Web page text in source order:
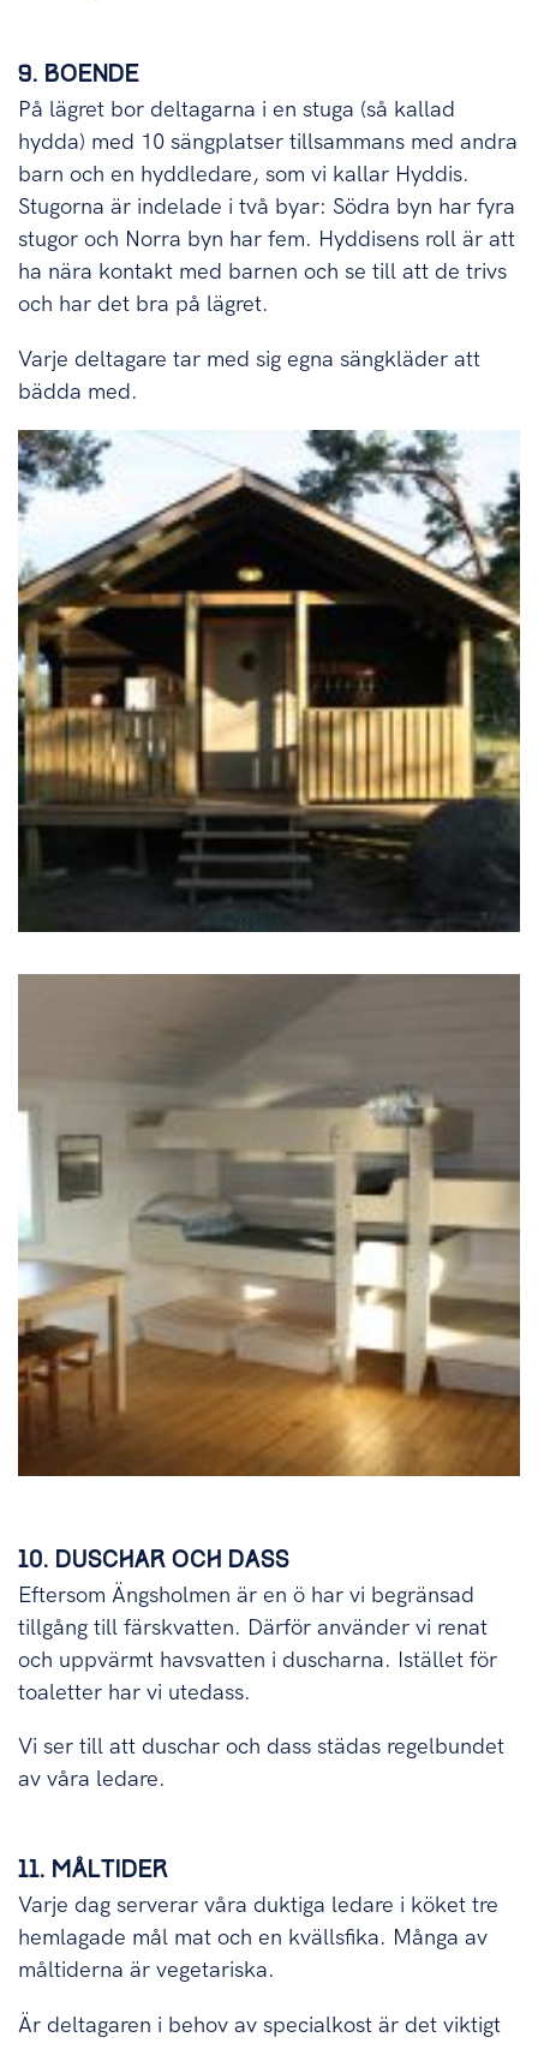
9. BOENDE
På lägret bor deltagarna i en stuga (så kallad
hydda) med 10 sängplatser tillsammans med andra
barn och en hyddledare, som vi kallar Hyddis.
Stugorna är indelade i två byar: Södra byn har fyra
stugor och Norra byn har fem. Hyddisens roll är att
ha nära kontakt med barnen och se till att de trivs
och har det bra på lägret.
Varje deltagare tar med sig egna sängkläder att
bädda med.
10. DUSCHAR OCH DASS
Eftersom Ängsholmen är en ö har vi begränsad
tillgång till färskvatten. Därför använder vi renat
och uppvärmt havsvatten i duscharna. Istället för
toaletter har vi utedass.
Vi ser till att duschar och dass städas regelbundet
av våra ledare.
11. MÅLTIDER
Varje dag serverar våra duktiga ledare i köket tre
hemlagade mål mat och en kvällsfika. Många av
måltiderna är vegetariska.
Är deltagaren i behov av specialkost är det viktigt